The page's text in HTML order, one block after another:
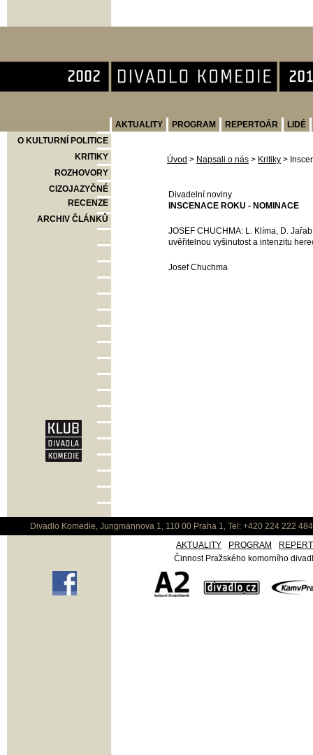
AKTUALITY PROGRAM REPERTOÁR
LIDÉ
O KULTURNÍ POLITICE
KRITIKY
ROZHOVORY
CIZOJAZYČNÉ
RECENZE
ARCHIV ČLÁNKŮ
Úvod > Napsali o nás > Kritiky >
Divadelní noviny
INSCENACE ROKU - NOMINACE
JOSEF CHUCHMA: L. Klíma, D.
uvěřitelnou vyšinutost a intenzitu
Josef Chuchma
Divadlo Komedie, Jungmannova 1, 110 00 Praha 1, Tel: +420 224 222
AKTUALITY
PROGRAM
Činnost Pražského komorního